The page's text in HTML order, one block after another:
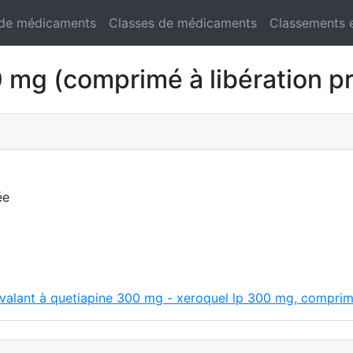
médicaments Classes de médicaments Classements
mg (comprimé à libération
à quetiapine 300 mg - xeroquel lp 300 mg,